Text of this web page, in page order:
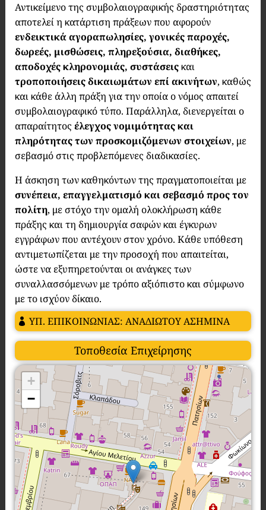
Αντικείμενο της συμβολαιογραφικής δραστηριότητας
αποτελεί η κατάρτιση πράξεων που αφορούν
ενδεικτικά αγοραπωλησίες, γονικές παροχές,
δωρεές, μισθώσεις, πληρεξούσια, διαθήκες,
αποδοχές κληρονομιάς, συστάσειςκαι
τροποποιήσεις δικαιωμάτων επί ακινήτων, καθώς
και κάθε άλλη πράξη για την οποία ο νόμος απαιτεί
συμβολαιογραφικό τύπο. Παράλληλα, διενεργείται ο
απαραίτητος έλεγχος νομιμότητας και
πληρότητας των προσκομιζόμενων στοιχείων, με
σεβασμό στις προβλεπόμενες διαδικασίες.
Η άσκηση των καθηκόντων της πραγματοποιείται με
συνέπεια, επαγγελματισμό και σεβασμό προς τον
πολίτη, με στόχο την ομαλή ολοκλήρωση κάθε
πράξης και τη δημιουργία σαφών και έγκυρων
εγγράφων που αντέχουν στον χρόνο. Κάθε υπόθεση
αντιμετωπίζεται με την προσοχή που απαιτείται,
ώστε να εξυπηρετούνται οι ανάγκες των
συναλλασσόμενων με τρόπο αξιόπιστο και σύμφωνο
με το ισχύον δίκαιο.
ΥΠ. ΕΠΙΚΟΙΝΩΝΙΑΣ: ΑΝΑΔΙΩΤΟΥ ΑΣΗΜΙΝΑ
Τοποθεσία Επιχείρησης
+
−